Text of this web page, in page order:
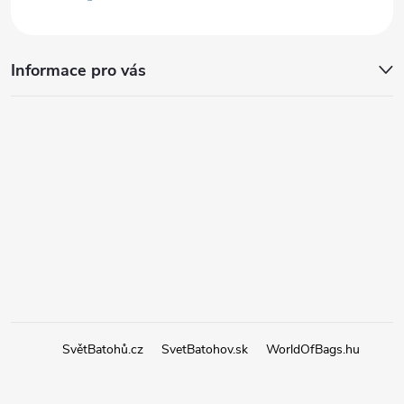
Informace pro vás
SvětBatohů.cz SvetBatohov.sk WorldOfBags.hu